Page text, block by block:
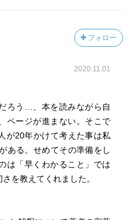
フォロー
2020.11.01
ろう…、本を読みながら自
ページが進まない。そこで
が20年かけて考えた事は私
ある。せめてその準備をし
は「早くわかること」では
を教えてくれました。